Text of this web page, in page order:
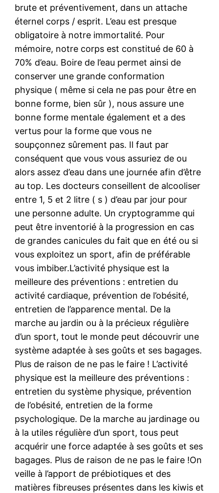
brute et préventivement, dans un attache
éternel corps / esprit. L’eau est presque
obligatoire à notre immortalité. Pour
mémoire, notre corps est constitué de 60 à
70% d’eau. Boire de l’eau permet ainsi de
conserver une grande conformation
physique ( même si cela ne pas pour être en
bonne forme, bien sûr ), nous assure une
bonne forme mentale également et a des
vertus pour la forme que vous ne
soupçonnez sûrement pas. Il faut par
conséquent que vous vous assuriez de ou
alors assez d’eau dans une journée afin d’être
au top. Les docteurs conseillent de alcooliser
entre 1, 5 et 2 litre ( s ) d’eau par jour pour
une personne adulte. Un cryptogramme qui
peut être inventorié à la progression en cas
de grandes canicules du fait que en été ou si
vous exploitez un sport, afin de préférable
vous imbiber.L’activité physique est la
meilleure des préventions : entretien du
activité cardiaque, prévention de l’obésité,
entretien de l’apparence mental. De la
marche au jardin ou à la précieux régulière
d’un sport, tout le monde peut découvrir une
système adaptée à ses goûts et ses bagages.
Plus de raison de ne pas le faire ! L’activité
physique est la meilleure des préventions :
entretien du système physique, prévention
de l’obésité, entretien de la forme
psychologique. De la marche au jardinage ou
à la utiles régulière d’un sport, tous peut
acquérir une force adaptée à ses goûts et ses
bagages. Plus de raison de ne pas le faire !On
veille à l’apport de prébiotiques et des
matières fibreuses présentes dans les kiwis et